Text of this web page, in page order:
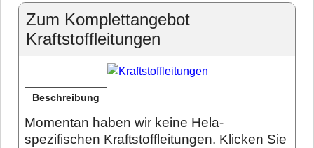
Zum Komplettangebot
Kraftstoffleitungen
Beschreibung
Momentan haben wir keine Hela-
spezifischen Kraftstoffleitungen. Klicken Sie